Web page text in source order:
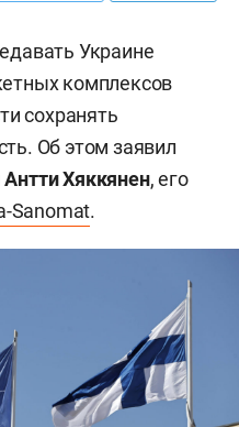
Украине
комплексов
сохранять
Об этом заявил
Антти Хяккянен, его
Sanomat.